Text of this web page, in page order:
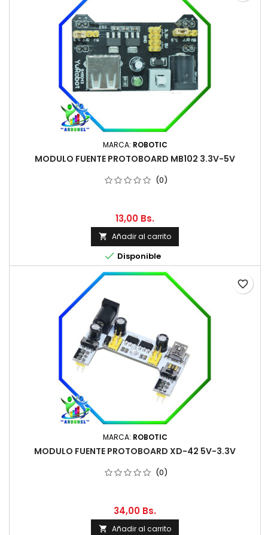
MARCA: ROBOTIC
MODULO FUENTE PROTOBOARD MB102 3.3V-5V
(0)
13,00 Bs.
 Añadir al carrito
 Disponible
MARCA: ROBOTIC
MODULO FUENTE PROTOBOARD XD-42 5V-3.3V
(0)
34,00 Bs.
 Añadir al carrito
favorite_border